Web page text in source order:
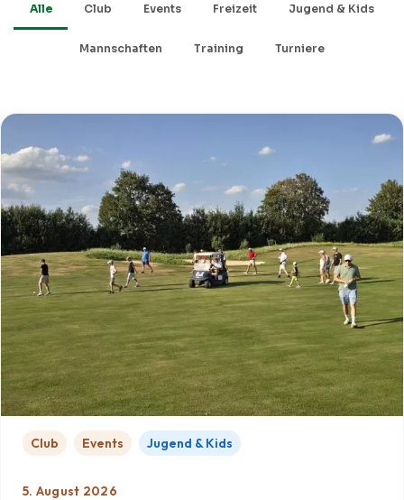
Alle Club Events Freizeit Jugend & Kids
Mannschaften Training Turniere
Club Events Jugend & Kids
5. August 2026